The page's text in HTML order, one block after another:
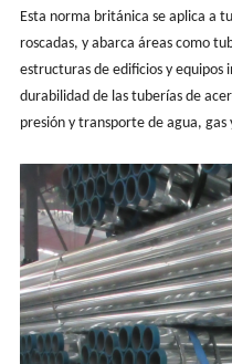
Esta norma británica se aplica a
roscadas, y abarca áreas como
estructuras de edificios y equipos
durabilidad de las tuberías de
presión y transporte de agua, gas